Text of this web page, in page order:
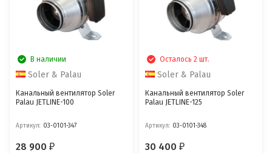
В наличии
Soler & Palau
Канальный вентилятор Soler
Palau JETLINE-100
Артикул: 03-0101-347
28 900₽
Осталось 2 шт.
Soler & Palau
Канальный вентилятор Soler
Palau JETLINE-125
Артикул: 03-0101-348
30 400₽